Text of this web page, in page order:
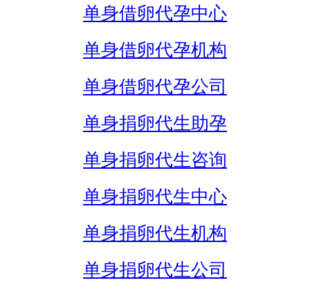
单身借卵代孕中心
单身借卵代孕机构
单身借卵代孕公司
单身捐卵代生助孕
单身捐卵代生咨询
单身捐卵代生中心
单身捐卵代生机构
单身捐卵代生公司